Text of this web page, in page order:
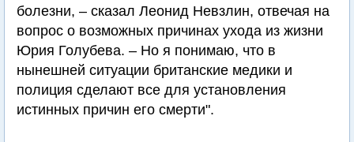
болезни, – сказал Леонид Невзлин, отвечая на
вопрос о возможных причинах ухода из жизни
Юрия Голубева. – Но я понимаю, что в
нынешней ситуации британские медики и
полиция сделают все для установления
истинных причин его смерти".